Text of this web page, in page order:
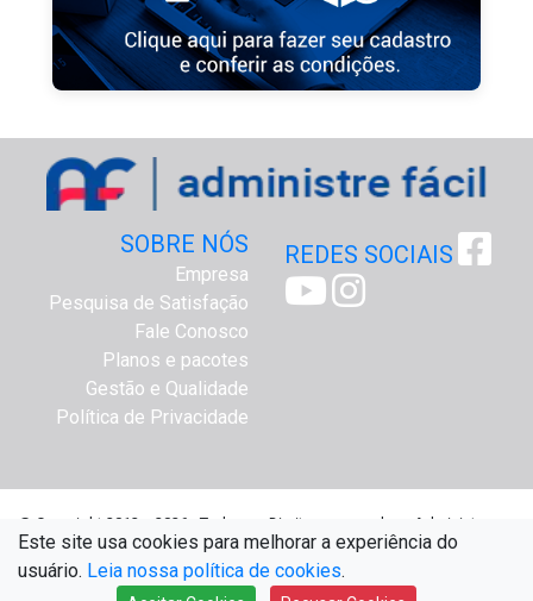
SOBRE NÓS
Empresa
Pesquisa de Satisfação
Fale Conosco
Planos e pacotes
Gestão e Qualidade
Política de Privacidade
REDES SOCIAIS
@ Copyright 2012 a 2026 - Todos os Direitos reservados - Administre
Fácil Assessoria Online - www.administrefacil.com.br
Este site usa cookies para melhorar a experiência do
usuário. Leia nossa política de cookies.